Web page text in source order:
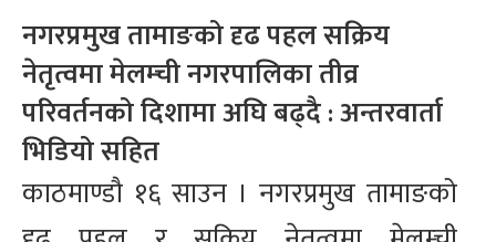
नगरप्रमुख तामाङको दृढ पहल सक्रिय
नेतृत्वमा मेलम्ची नगरपालिका तीव्र
परिवर्तनको दिशामा अघि बढ्दै : अन्तरवार्ता
भिडियो सहित
काठमाण्डौ १६ साउन । नगरप्रमुख तामाङको